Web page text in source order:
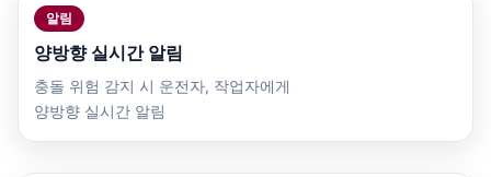
알림
양방향 실시간 알림
충돌 위험 감지 시 운전자, 작업자에게
양방향 실시간 알림